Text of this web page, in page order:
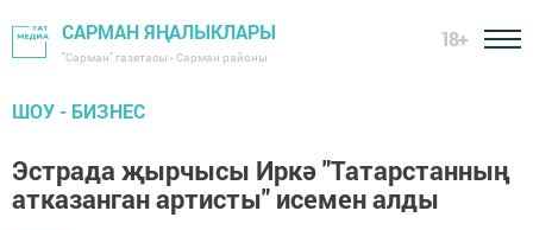
САРМАН ЯҢАЛЫКЛАРЫ
"Сарман" газетасы - Сарман районы
18+
ШОУ - БИЗНЕС
Эстрада җырчысы Иркә "Татарстанның
атказанган артисты" исемен алды